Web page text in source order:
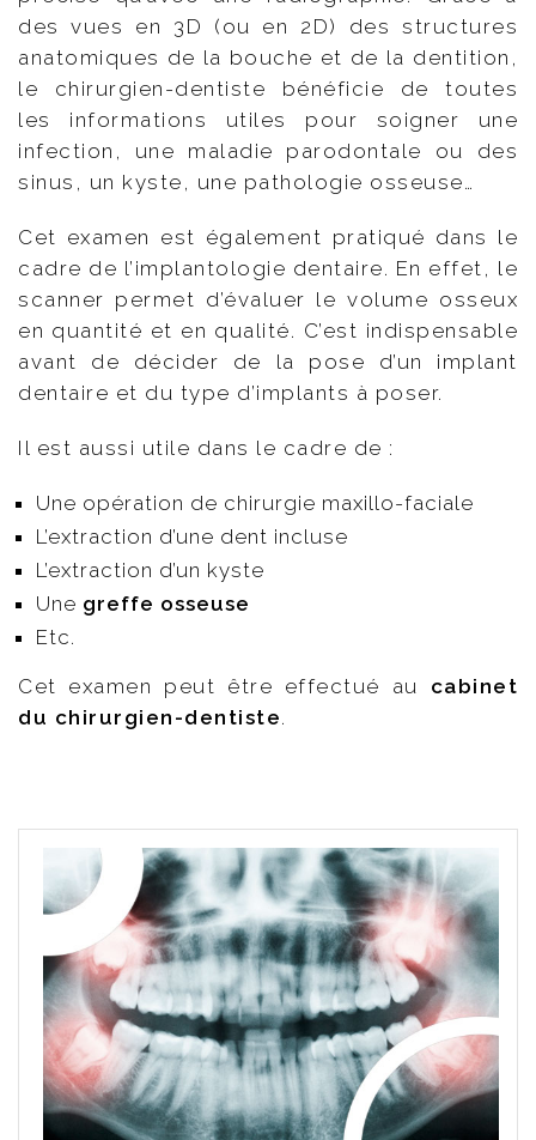
des vues en 3D (ou en 2D) des structures
anatomiques de la bouche et de la dentition,
le chirurgien-dentiste bénéficie de toutes
les informations utiles pour soigner une
infection, une maladie parodontale ou des
sinus, un kyste, une pathologie osseuse…
Cet examen est également pratiqué dans le
cadre de l’implantologie dentaire. En effet, le
scanner permet d’évaluer le volume osseux
en quantité et en qualité. C’est indispensable
avant de décider de la pose d’un implant
dentaire et du type d’implants à poser.
Il est aussi utile dans le cadre de :
Une opération de chirurgie maxillo-faciale
L’extraction d’une dent incluse
L’extraction d’un kyste
Une greffe osseuse
Etc.
Cet examen peut être effectué au cabinet
du chirurgien-dentiste.